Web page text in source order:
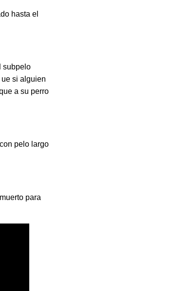
hasta el
subpelo
si alguien
a su perro
pelo largo
para